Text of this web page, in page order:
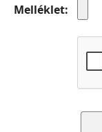
Melléklet